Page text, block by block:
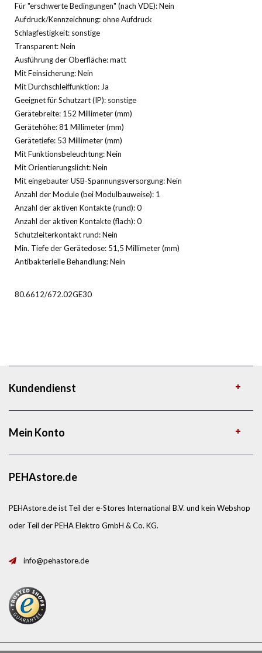
Für "erschwerte Bedingungen" (nach VDE): Nein
Aufdruck/Kennzeichnung: ohne Aufdruck
Schlagfestigkeit: sonstige
Transparent: Nein
Ausführung der Oberfläche: matt
Mit Feinsicherung: Nein
Mit Durchschleiffunktion: Ja
Geeignet für Schutzart (IP): sonstige
Gerätebreite: 152 Millimeter (mm)
Gerätehöhe: 81 Millimeter (mm)
Gerätetiefe: 53 Millimeter (mm)
Mit Funktionsbeleuchtung: Nein
Mit Orientierungslicht: Nein
Mit eingebauter USB-Spannungsversorgung: Nein
Anzahl der Module (bei Modulbauweise): 1
Anzahl der aktiven Kontakte (rund): 0
Anzahl der aktiven Kontakte (flach): 0
Schutzleiterkontakt rund: Nein
Min. Tiefe der Gerätedose: 51,5 Millimeter (mm)
Antibakterielle Behandlung: Nein
80.6612/672.02GE30
Kundendienst
Mein Konto
PEHAstore.de
PEHAstore.de ist Teil der e-Stores International B.V. und kein Webshop
oder Teil der PEHA Elektro GmbH & Co. KG.
info@pehastore.de